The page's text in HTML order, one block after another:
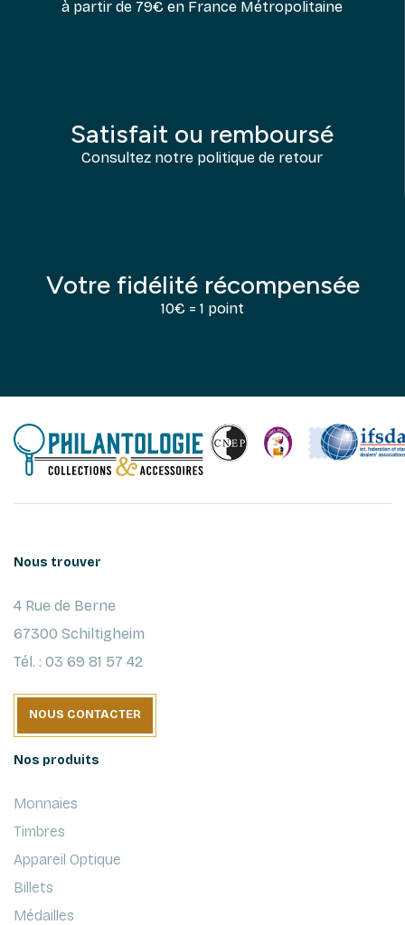
à partir de 79€ en France Métropolitaine
Satisfait ou remboursé
Consultez notre politique de retour
Votre fidélité récompensée
10€ = 1 point
Nous trouver
4 Rue de Berne
67300 Schiltigheim
Tél. : 03 69 81 57 42
NOUS CONTACTER
Nos produits
Monnaies
Timbres
Appareil Optique
Billets
Médailles